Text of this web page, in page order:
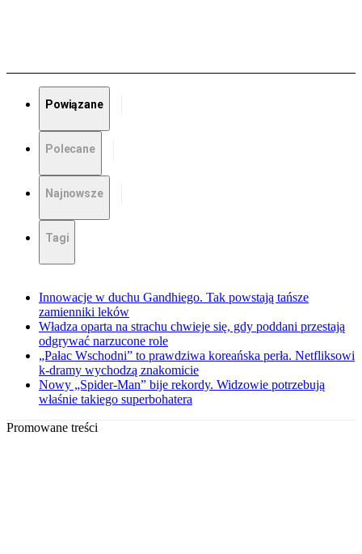
Powiązane
Polecane
Najnowsze
Tagi
Innowacje w duchu Gandhiego. Tak powstają tańsze
zamienniki leków
Władza oparta na strachu chwieje się, gdy poddani przestają
odgrywać narzucone role
„Pałac Wschodni” to prawdziwa koreańska perła. Netfliksowi
k-dramy wychodzą znakomicie
Nowy „Spider-Man” bije rekordy. Widzowie potrzebują
właśnie takiego superbohatera
Promowane treści